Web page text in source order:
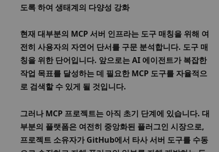
도록 하여 생태계의 다양성 강화
현재 대부분의 MCP 서버 인프라는 도구 매칭을 위해 여
전히 사용자의 자연어 단서를 구문 분석합니다. 도구 매
칭을 위한 단어입니다. 앞으로는 AI 에이전트가 복잡한
작업 목표를 달성하는 데 필요한 MCP 도구를 자율적으
로 검색할 수 있게 될 것입니다.
그러나 MCP 프로젝트는 아직 초기 단계에 있습니다. 대
부분의 플랫폼은 여전히 중앙화된 플러그인 시장으로,
프로젝트 소유자가 GitHub에서 타사 서버 도구를 수동